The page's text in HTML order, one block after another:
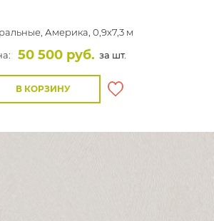
Америка, 0,9x7,3 м
50 500 руб. за шт.
В КОРЗИНУ